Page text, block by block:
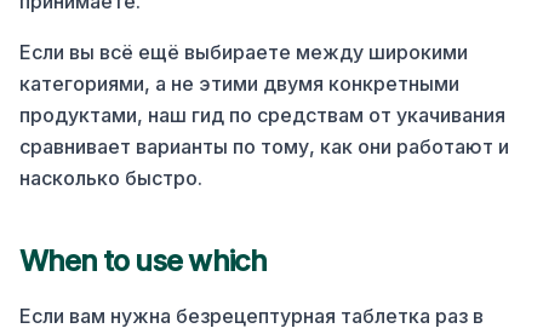
Если вы всё ещё выбираете между широкими
категориями, а не этими двумя конкретными
продуктами, наш гид по средствам от укачивания
сравнивает варианты по тому, как они работают и
насколько быстро.
When to use which
Если вам нужна безрецептурная таблетка раз в